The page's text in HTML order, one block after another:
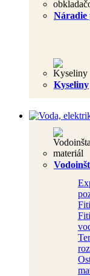
Náradie
Kyseliny